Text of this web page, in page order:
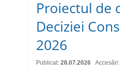
Proiectul de
Deciziei
2026
Publicat: 28.07.2026